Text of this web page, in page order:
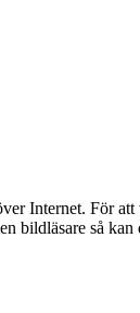
Internet. För
bildläsare så